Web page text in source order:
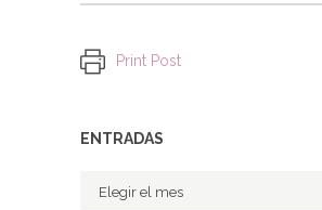
Print Post
ENTRADAS
Entradas